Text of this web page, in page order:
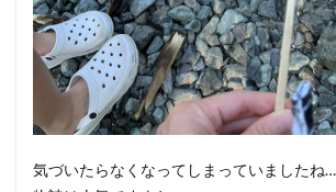
気づいたらなくなってしまっていましたね